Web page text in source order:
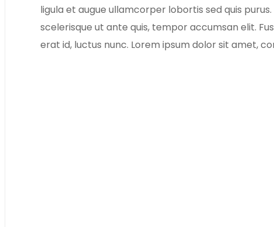
ligula et augue ullamcorper lobortis sed quis
scelerisque ut ante quis, tempor accumsan elit.
erat id, luctus nunc. Lorem ipsum dolor sit amet,